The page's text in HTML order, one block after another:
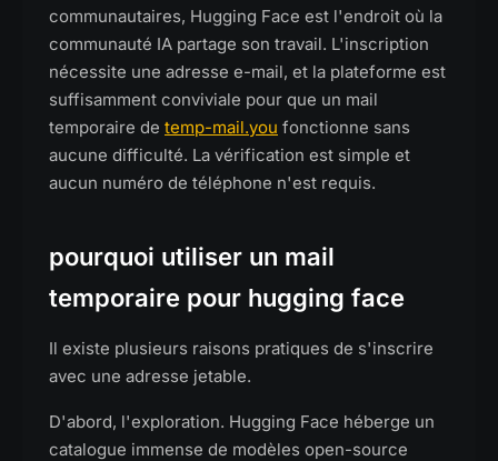
communautaires, Hugging Face est l'endroit où la
communauté IA partage son travail. L'inscription
nécessite une adresse e-mail, et la plateforme est
suffisamment conviviale pour que un mail
temporaire de temp-mail.you fonctionne sans
aucune difficulté. La vérification est simple et
aucun numéro de téléphone n'est requis.
pourquoi utiliser un mail
temporaire pour hugging face
Il existe plusieurs raisons pratiques de s'inscrire
avec une adresse jetable.
D'abord, l'exploration. Hugging Face héberge un
catalogue immense de modèles open-source